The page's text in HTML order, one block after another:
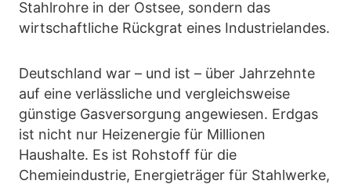
Stahlrohre in der Ostsee, sondern das
wirtschaftliche Rückgrat eines Industrielandes.
Deutschland war – und ist – über Jahrzehnte
auf eine verlässliche und vergleichsweise
günstige Gasversorgung angewiesen. Erdgas
ist nicht nur Heizenergie für Millionen
Haushalte. Es ist Rohstoff für die
Chemieindustrie, Energieträger für Stahlwerke,